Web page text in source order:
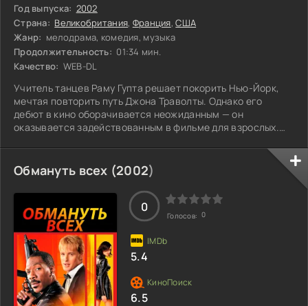
Год выпуска: 2002
Страна: Великобритания, Франция,США
Жанр: мелодрама, комедия, музыка
Продолжительность: 01:34 мин.
Качество: WEB-DL
Учитель танцев Раму Гупта решает покорить Нью-Йорк,
мечтая повторить путь Джона Траволты. Однако его
дебют в кино оборачивается неожиданным — он
оказывается задействованным в фильме для взрослых.
сфере, Раму быстро становится популярным и
востребованным секс-гуру, благодаря помощи двух
очаровательных девушек — Лекси и Шаронны. Их
поддержка и обаяние приводят к тому, что он оказывается
в центре внимания, получая признание, о котором и не
мечтал.
Обмануть всех (2002)
0
Голосов: 0
5.4
6.5